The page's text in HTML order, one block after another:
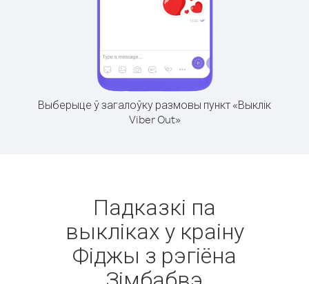
Выберыце ў загалоўку размовы пункт «Выклік
Viber Out»
Падказкі па
выкліках у краіну
Фіджы з рэгіёна